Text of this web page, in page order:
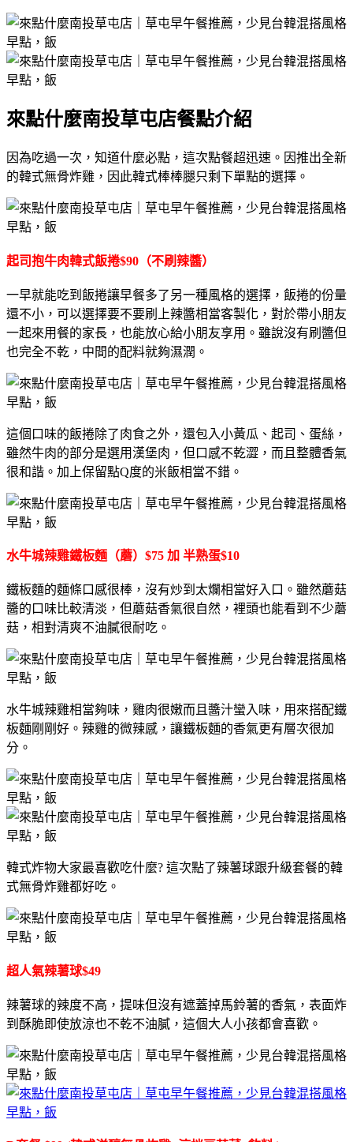
來點什麼南投草屯店餐點介紹
因為吃過一次，知道什麼必點，這次點餐超迅速。因推出全新
的韓式無骨炸雞，因此韓式棒棒腿只剩下單點的選擇。
起司抱牛肉韓式飯捲$90（不刷辣醬）
一早就能吃到飯捲讓早餐多了另一種風格的選擇，飯捲的份量
還不小，可以選擇要不要刷上辣醬相當客製化，對於帶小朋友
一起來用餐的家長，也能放心給小朋友享用。雖說沒有刷醬但
也完全不乾，中間的配料就夠濕潤。
這個口味的飯捲除了肉食之外，還包入小黃瓜、起司、蛋絲，
雖然牛肉的部分是選用漢堡肉，但口感不乾澀，而且整體香氣
很和諧。加上保留點Q度的米飯相當不錯。
水牛城辣雞鐵板麵（蘑）$75 加 半熟蛋$10
鐵板麵的麵條口感很棒，沒有炒到太爛相當好入口。雖然蘑菇
醬的口味比較清淡，但蘑菇香氣很自然，裡頭也能看到不少蘑
菇，相對清爽不油膩很耐吃。
水牛城辣雞相當夠味，雞肉很嫩而且醬汁蠻入味，用來搭配鐵
板麵剛剛好。辣雞的微辣感，讓鐵板麵的香氣更有層次很加
分。
韓式炸物大家最喜歡吃什麼? 這次點了辣薯球跟升級套餐的韓
式無骨炸雞都好吃。
超人氣辣薯球$49
辣薯球的辣度不高，提味但沒有遮蓋掉馬鈴薯的香氣，表面炸
到酥脆即使放涼也不乾不油膩，這個大人小孩都會喜歡。